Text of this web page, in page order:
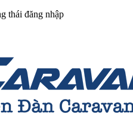
thái đăng nhập